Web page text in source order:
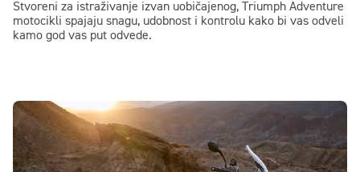
Stvoreni za istraživanje izvan uobičajenog, Triumph Adventure
motocikli spajaju snagu, udobnost i kontrolu kako bi vas odveli
kamo god vas put odvede.